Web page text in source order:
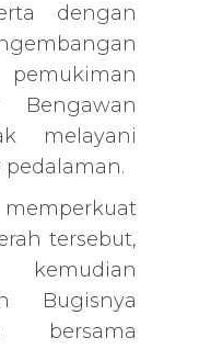
dengan
pemukiman
melayani
tersebut,
Bugisnya
bersama